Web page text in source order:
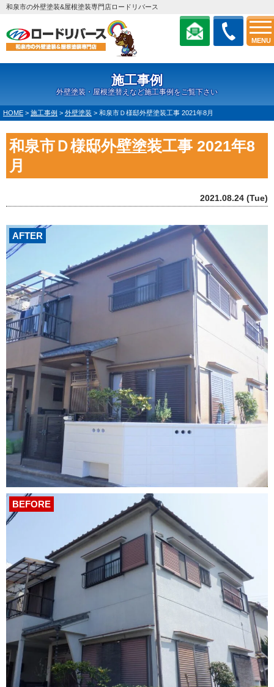
MENU
和泉市の外壁塗装&屋根塗装専門店ロードリバース
施工事例
外壁塗装・屋根塗替えなど施工事例をご覧下さい
HOME > 施工事例 > 外壁塗装 > 和泉市Ｄ様邸外壁塗装工事 2021年8月
和泉市Ｄ様邸外壁塗装工事 2021年8
月
2021.08.24 (Tue)
AFTER
BEFORE